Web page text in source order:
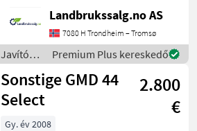
Working width approx. 250
cm Net weight approx. 1080
kg Ready for delivery
Javítókészl
Landbrukssalg.no AS
7080 H Trondheim – Tromsø
Javítókészletek
és
alkatrészek
/
Sonstige
Premium Plus kereskedő
Sonstige GMD 44
Select
2.800
€
Gy. év 2008